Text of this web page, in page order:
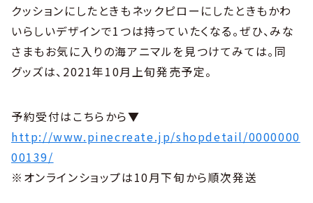
クッションにしたときもネックピローにしたときもかわ
いらしいデザインで1つは持っていたくなる。ぜひ、みな
さまもお気に入りの海アニマルを見つけてみては。同
グッズは、2021年10月上旬発売予定。
予約受付はこちらから▼
http://www.pinecreate.jp/shopdetail/0000000
00139/
※オンラインショップは10月下旬から順次発送